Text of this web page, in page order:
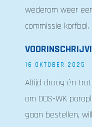
wederom weer
commissie korfbal.
16 OKTOBER 2025
Altijd droog én
om DOS-WK
gaan bestellen,